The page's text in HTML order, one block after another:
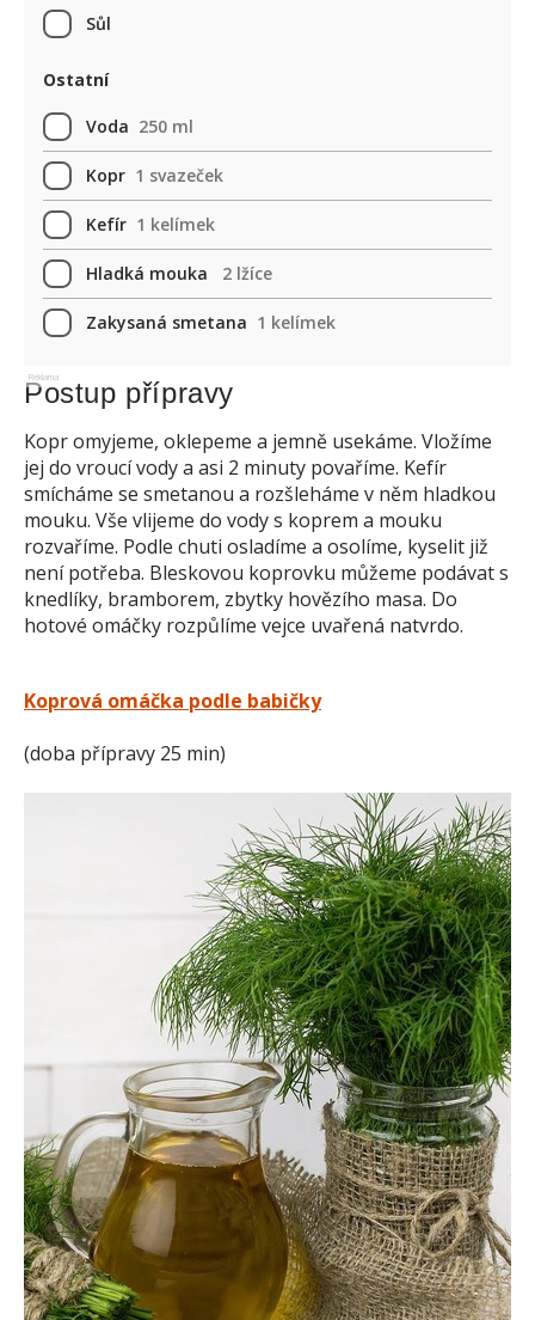
Sůl
Ostatní
Voda 250 ml
Kopr 1 svazeček
Kefír 1 kelímek
Hladká mouka 2 lžíce
Zakysaná smetana 1 kelímek
Reklama
Postup přípravy
Kopr omyjeme, oklepeme a jemně usekáme. Vložíme
jej do vroucí vody a asi 2 minuty povaříme. Kefír
smícháme se smetanou a rozšleháme v něm hladkou
mouku. Vše vlijeme do vody s koprem a mouku
rozvaříme. Podle chuti osladíme a osolíme, kyselit již
není potřeba. Bleskovou koprovku můžeme podávat s
knedlíky, bramborem, zbytky hovězího masa. Do
hotové omáčky rozpůlíme vejce uvařená natvrdo.
Koprová omáčka podle babičky
(doba přípravy 25 min)